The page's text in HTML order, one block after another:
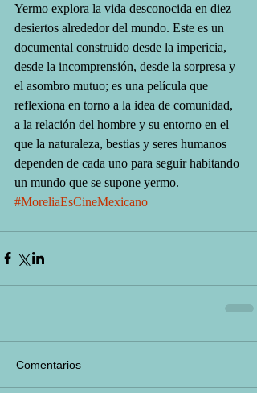
Yermo explora la vida desconocida en diez
desiertos alrededor del mundo. Este es un
documental construido desde la impericia,
desde la incomprensión, desde la sorpresa y
el asombro mutuo; es una película que
reflexiona en torno a la idea de comunidad,
a la relación del hombre y su entorno en el
que la naturaleza, bestias y seres humanos
dependen de cada uno para seguir habitando
un mundo que se supone yermo.
#MoreliaEsCineMexicano
Comentarios